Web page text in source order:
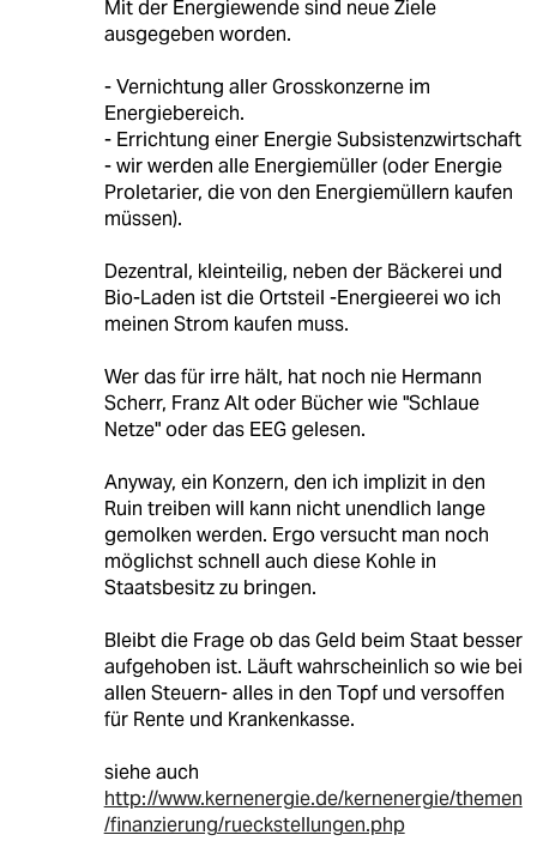
Mit der Energiewende sind neue Ziele
ausgegeben worden.
- Vernichtung aller Grosskonzerne im
Energiebereich.
- Errichtung einer Energie Subsistenzwirtschaft
- wir werden alle Energiemüller (oder Energie
Proletarier, die von den Energiemüllern kaufen
müssen).
Dezentral, kleinteilig, neben der Bäckerei und
Bio-Laden ist die Ortsteil -Energieerei wo ich
meinen Strom kaufen muss.
Wer das für irre hält, hat noch nie Hermann
Scherr, Franz Alt oder Bücher wie "Schlaue
Netze" oder das EEG gelesen.
Anyway, ein Konzern, den ich implizit in den
Ruin treiben will kann nicht unendlich lange
gemolken werden. Ergo versucht man noch
möglichst schnell auch diese Kohle in
Staatsbesitz zu bringen.
Bleibt die Frage ob das Geld beim Staat besser
aufgehoben ist. Läuft wahrscheinlich so wie bei
allen Steuern- alles in den Topf und versoffen
für Rente und Krankenkasse.
siehe auch
http://www.kernenergie.de/kernenergie/themen
/finanzierung/rueckstellungen.php